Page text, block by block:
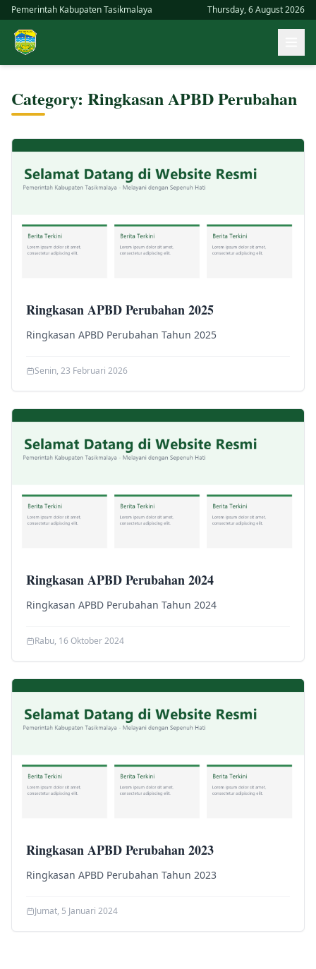
Skip
content
Pemerintah Kabupaten Tasikmalaya Thursday, 6 August 2026
Category: Ringkasan APBD Perubahan
Ringkasan APBD Perubahan 2025
Ringkasan APBD Perubahan Tahun 2025
Senin, 23 Februari 2026
Ringkasan APBD Perubahan 2024
Ringkasan APBD Perubahan Tahun 2024
Rabu, 16 Oktober 2024
Ringkasan APBD Perubahan 2023
Ringkasan APBD Perubahan Tahun 2023
Jumat, 5 Januari 2024